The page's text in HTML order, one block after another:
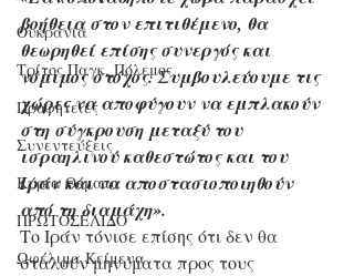
Ουκρανία
Τρίτος Παγκ. Πόλεμος
Προφητείες
Συνεντεύξεις
Κύρια Θέματα
ΠΡΩΤΟΣΕΛΙΔΟ
Ωφέλιμα Κείμενα
βοήθεια στον επιτιθέμενο, θα
θεωρηθεί επίσης συνεργός και
νόμιμος στόχος. Συμβουλεύουμε τις
χώρες να αποφύγουν να εμπλακούν
στη σύγκρουση μεταξύ του
ισραηλινού καθεστώτος και του
Ιράν και να αποστασιοποιηθούν
από τη διαμάχη».
Το Ιράν τόνισε επίσης ότι δεν θα
σταλούν μηνύματα προς τους